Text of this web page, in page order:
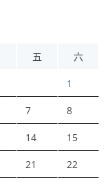
五 六
1
7 8
14 15
21 22